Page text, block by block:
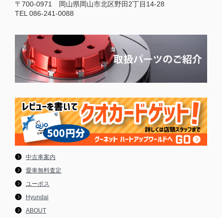
〒700-0971 岡山県岡山市北区野田2丁目14-28
TEL 086-241-0088
中古車案内
愛車無料査定
ユーポス
Hyundai
ABOUT